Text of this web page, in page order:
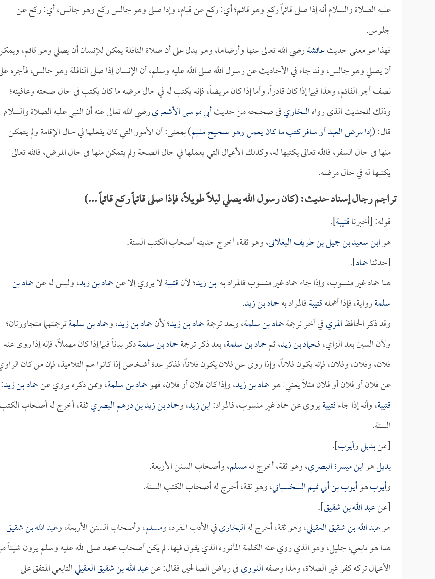
عليه الصلاة والسلام أنه إذا صلى قائماً ركع وهو قائم؛ أي: ركع عن قيام، وإذا صلى وهو جالس ركع وهو جالس، أي: ركع عن
جلوس.
فهذا هو معنى حديثعائشةرضي الله تعالى عنها وأرضاها، وهو يدل على أن صلاة النافلة يمكن للإنسان أن يصلي وهو قائم،
أن يصلي وهو جالس، وقد جاء في الأحاديث عن رسول الله صلى الله عليه وسلم، أن الإنسان إذا صلى النافلة وهو جالس، فأجره
نصف أجر القائم، وهذا فيما إذا كان قادراً، وأما إذا كان مريضاً، فإنه يكتب له في حال مرضه ما كان يكتب في حال صحته وعافيته؛
وذلك للحديث الذي رواهالبخاريفي صحيحه من حديثأبي موسى الأشعريرضي الله تعالى عنه أن النبي عليه الصلاة والسلام
قال: (إذا مرض العبد أو سافر كتب ما كان يعمل وهو صحيح مقيم) بمعنى: أن الأمور التي كان يفعلها في حال الإقامة ولم يتمكن
منها في حال السفر، فالله تعالى يكتبها له، وكذلك الأعمال التي يعملها في حال الصحة ولم يتمكن منها في حال المرض، فالله تعالى
يكتبها له في حال مرضه.
تراجم رجال إسناد حديث: (كان رسول الله يصلي ليلاً طويلاً، فإذا صلى قائماً ركع قائماً ...)
قوله: [أخبرناقتيبة].
هوابن سعيد بن جميل بن طريف البغلاني، وهو ثقة، أخرج حديثه أصحاب الكتب الستة.
[حدثناحماد].
هنا حماد غير منسوب، وإذا جاء حماد غير منسوب فالمراد بهابن زيد؛ لأنقتيبةلا يروي إلا عنحماد بن زيد، وليس له عنحماد بن
سلمةرواية، فإذا أهملهقتيبةفالمراد بهحماد بن زيد.
وقد ذكر الحافظالمزيفي آخر ترجمةحماد بن سلمة، وبعد ترجمةحماد بن زيد؛ لأنحماد بن زيد، وحماد بن سلمةترجمتهما متجاورتان؛
ولأن السين بعد الزاي، فـحماد بن زيد، ثمحماد بن سلمة، بعد ذكر ترجمةحماد بن سلمةذكر بياناً فيما إذا كان مهملاً، فإنه إذا روى عنه
فلان، وفلان، وفلان، فإنه يكون فلاناً، وإذا روى عن فلان يكون فلاناً، فذكر عدة أشخاص إذا كانوا هم التلاميذ، فإن من كان
عن فلان أو فلان أو فلان مثلاً يعني: هوحماد بن زيد، وإذا كان فلان أو فلان، فهوحماد بن سلمة، وممن ذكره يروي عنحماد بن زيد:
قتيبة، وأنه إذا جاءقتيبةيروي عن حماد غير منسوب، فالمراد:ابن زيد، وحماد بن زيد بن درهم البصريثقة، أخرج له أصحاب
الستة.
[عنبديلوأيوب].
بديلهوابن ميسرة البصري، وهو ثقة، أخرج لهمسلم، وأصحاب السنن الأربعة.
وأيوبهوأيوب بن أبي تميم السخسياني، وهو ثقة، أخرج له أصحاب الكتب الستة.
[عنعبد الله بن شقيق].
هوعبد الله بن شقيق العقيلي، وهو ثقة، أخرج لهالبخاريفي الأدب المفرد، ومسلم، وأصحاب السنن الأربعة، وعبد الله بن شقيق
هذا هو تابعي، جليل، وهو الذي روي عنه الكلمة المأثورة الذي يقول فيها: لم يكن أصحاب محمد صلى الله عليه وسلم يرون شيئاً
الأعمال تركه كفر غير الصلاة، ولهذا وصفهالنوويفي رياض الصالحين فقال: عنعبد الله بن شقيق العقيليالتابعي المتفق على